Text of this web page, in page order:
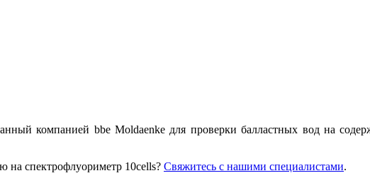
компанией bbe Moldaenke для проверки балластных вод на
на спектрофлуориметр 10cells? Свяжитесь с нашими специалистами.